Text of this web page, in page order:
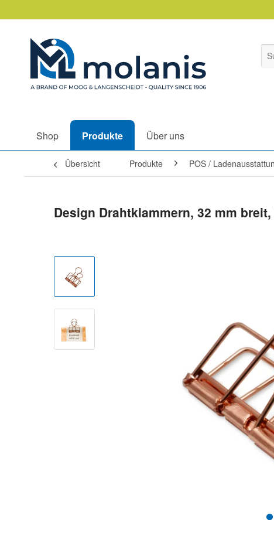
Shop Produkte Über uns
Übersicht Produkte POS /
Design Drahtklammern, 32 mm